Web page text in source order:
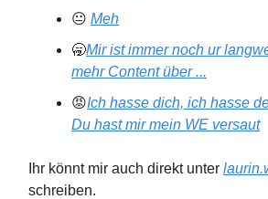
😐 Meh
🥱Mir ist immer noch ur
mehr Content über ...
😡Ich hasse dich, ich hasse
Du hast mir mein WE versaut
Ihr könnt mir auch direkt unter
schreiben.